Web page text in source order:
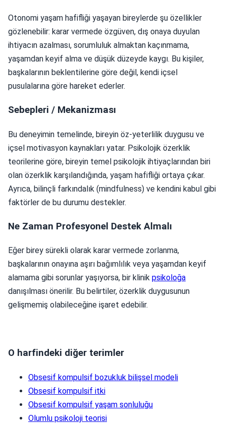
Otonomi yaşam hafifliği yaşayan bireylerde şu özellikler
gözlenebilir: karar vermede özgüven, dış onaya duyulan
ihtiyacın azalması, sorumluluk almaktan kaçınmama,
yaşamdan keyif alma ve düşük düzeyde kaygı. Bu kişiler,
başkalarının beklentilerine göre değil, kendi içsel
pusulalarına göre hareket ederler.
Sebepleri / Mekanizması
Bu deneyimin temelinde, bireyin öz-yeterlilik duygusu ve
içsel motivasyon kaynakları yatar. Psikolojik özerklik
teorilerine göre, bireyin temel psikolojik ihtiyaçlarından biri
olan özerklik karşılandığında, yaşam hafifliği ortaya çıkar.
Ayrıca, bilinçli farkındalık (mindfulness) ve kendini kabul gibi
faktörler de bu durumu destekler.
Ne Zaman Profesyonel Destek Almalı
Eğer birey sürekli olarak karar vermede zorlanma,
başkalarının onayına aşırı bağımlılık veya yaşamdan keyif
alamama gibi sorunlar yaşıyorsa, bir klinik psikoloğa
danışılması önerilir. Bu belirtiler, özerklik duygusunun
gelişmemiş olabileceğine işaret edebilir.
O harfindeki diğer terimler
Obsesif kompulsif bozukluk bilişsel modeli
Obsesif kompulsif itki
Obsesif kompulsif yaşam sonluluğu
Olumlu psikoloji teorisi